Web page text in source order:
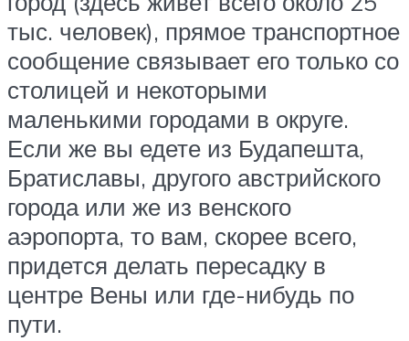
тыс. человек), прямое транспортное
сообщение связывает его только со
столицей и некоторыми
маленькими городами в округе.
Если же вы едете из Будапешта,
Братиславы, другого австрийского
города или же из венского
аэропорта, то вам, скорее всего,
придется делать пересадку в
центре Вены или где-нибудь по
пути.